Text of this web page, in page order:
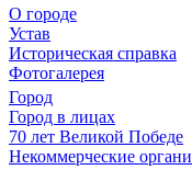
О городе
Устав
Историческая справка
Фотогалерея
Город
Город в лицах
70 лет Великой Победе
Некоммерческие